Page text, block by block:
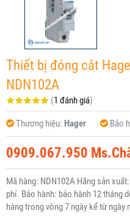
Thiết bị đóng cắt
NDN102A
(1 đánh giá)
Thương hiệu: Hager Bảo
0909.067.950
Mã hàng: NDN102A Hãng sản
phí. Bảo hành: bảo hành 12 tháng
hàng trong vòng 7 ngày kể từ ngày